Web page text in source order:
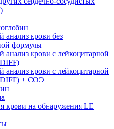
анализ крови без
формулы
анализ крови с лейкоцитарной
анализ крови с лейкоцитарной
+ СОЭ
крови на обнаружения LE